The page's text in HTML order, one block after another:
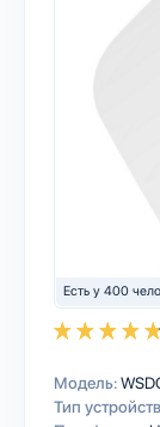
Есть у 400
Модель:
Тип